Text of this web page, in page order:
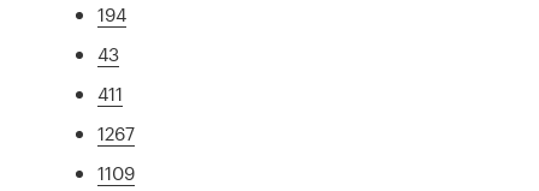
194
43
411
1267
1109